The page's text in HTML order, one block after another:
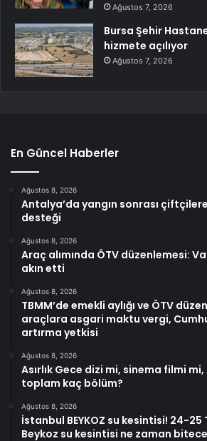
Ağustos 7, 2026
Bursa Şehir
hizmete açılıyor
Ağustos 7, 2026
En Güncel Haberler
Ağustos 8, 2026
Antalya’da yangın sonrası
desteği
Ağustos 8, 2026
Araç alımında ÖTV düzenlemesi:
akın etti
Ağustos 8, 2026
TBMM’de emekli aylığı ve ÖTV
araçlara asgari maktu vergi,
artırma yetkisi
Ağustos 8, 2026
Asırlık Gece dizi mi, sinema filmi mi,
toplam kaç bölüm?
Ağustos 8, 2026
İstanbul BEYKOZ su kesintisi! 24-25
Beykoz su kesintisi ne zaman